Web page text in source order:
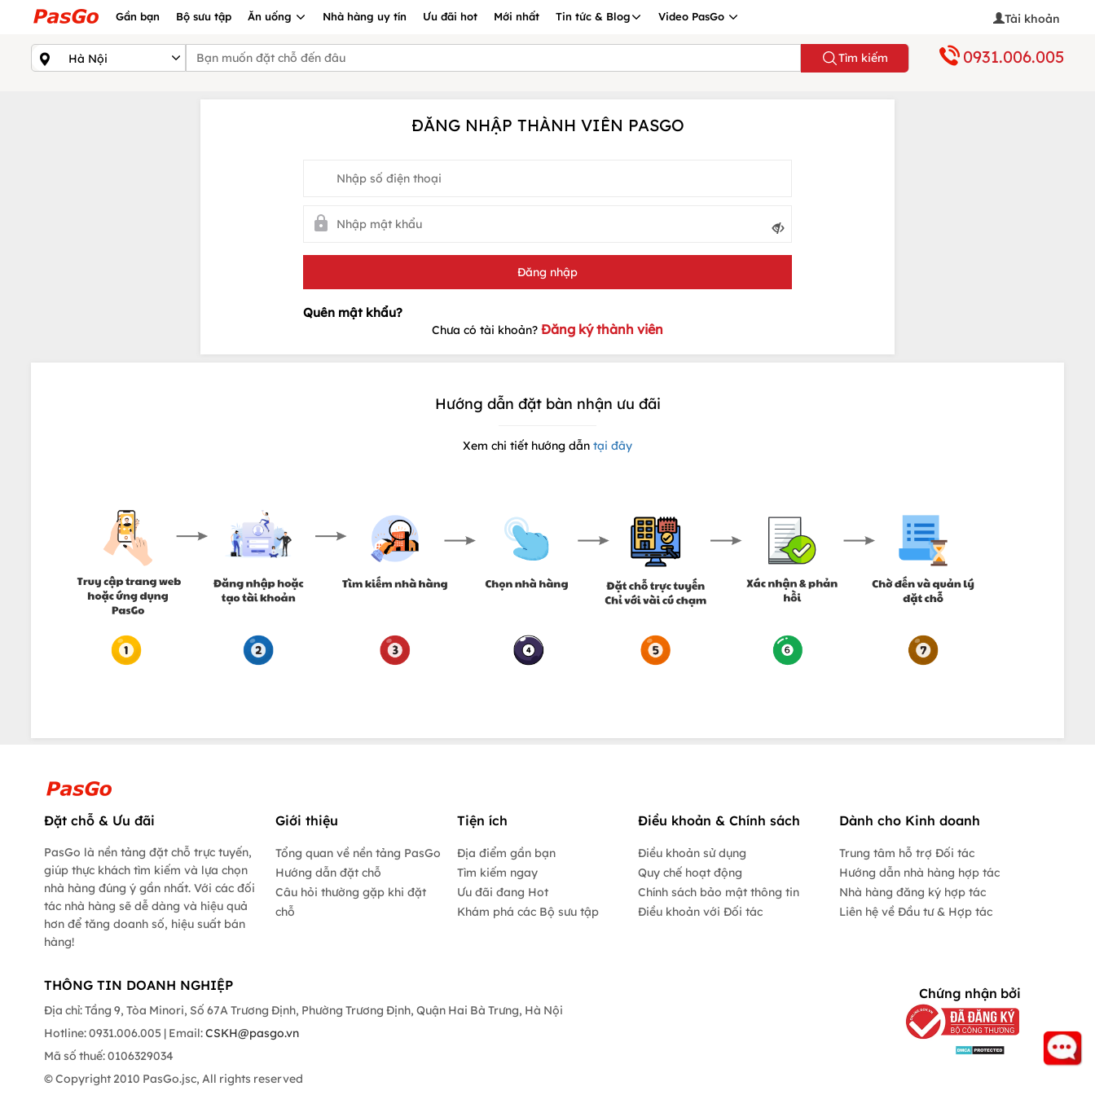
Gần bạn Bộ sưu tập Ăn uống Nhà hàng uy tín Ưu đãi hot Mới nhất Tin tức & Blog Video PasGo Tài khoản
Tìm kiếm 0931.006.005
ĐĂNG NHẬP THÀNH VIÊN PASGO
Chưa có tài khoản? Đăng ký thành viên
Hướng dẫn đặt bàn nhận ưu đãi
Xem chi tiết hướng dẫn tại đây
Đặt chỗ & Ưu đãi
PasGo là nền tảng đặt chỗ trực tuyến,
giúp thực khách tìm kiếm và lựa chọn
nhà hàng đúng ý gần nhất. Với các đối
tác nhà hàng sẽ dễ dàng và hiệu quả
hơn để tăng doanh số, hiệu suất bán
hàng!
Giới thiệu
Tổng quan về nền tảng PasGo
Hướng dẫn đặt chỗ
Câu hỏi thường gặp khi đặt
chỗ
Tiện ích
Địa điểm gần bạn
Tìm kiếm ngay
Ưu đãi đang Hot
Khám phá các Bộ sưu tập
Điều khoản & Chính sách
Điều khoản sử dụng
Quy chế hoạt động
Chính sách bảo mật thông tin
Điều khoản với Đối tác
Dành cho Kinh doanh
Trung tâm hỗ trợ Đối tác
Hướng dẫn nhà hàng hợp tác
Nhà hàng đăng ký hợp tác
Liên hệ về Đầu tư & Hợp tác
THÔNG TIN DOANH NGHIỆP
Địa chỉ: Tầng 9, Tòa Minori, Số 67A Trương Định, Phường Trương Định, Quận Hai Bà Trưng, Hà Nội
Hotline: 0931.006.005 | Email:CSKH@pasgo.vn
Mã số thuế: 0106329034
© Copyright 2010 PasGo.jsc, All rights reserved
Chứng nhận bởi